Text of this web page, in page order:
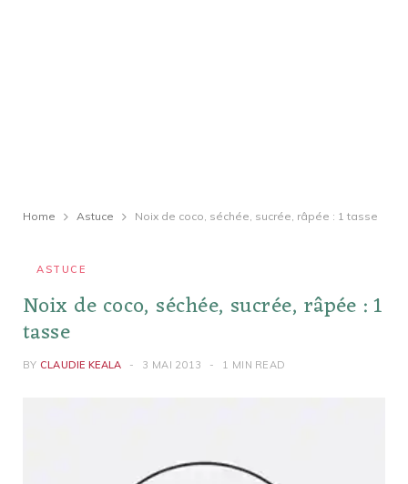
Home Astuce Noix de coco, séchée, sucrée, râpée : 1 tasse
ASTUCE
Noix de coco, séchée, sucrée, râpée : 1
tasse
BY CLAUDIE KEALA 3 MAI 2013 1 MIN READ